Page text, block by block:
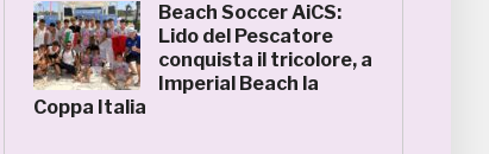
Beach Soccer AiCS:
Lido del Pescatore
conquista il tricolore, a
Imperial Beach la
Coppa Italia